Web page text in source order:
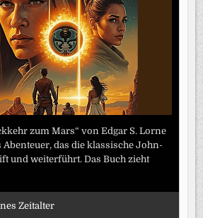
zum Mars“ von Edgar S. Lorne
das die klassische John-
und weiterführt. Das Buch zieht
Zeitalter